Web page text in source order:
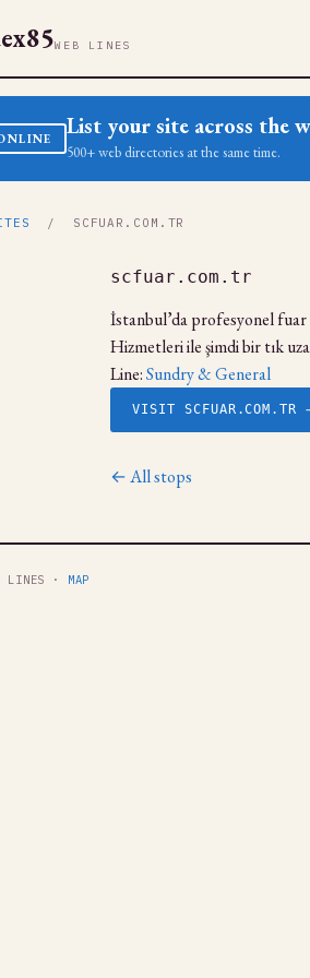
WEB LINES
List your site across the
500+ web directories at the same time.
/ SCFUAR.COM.TR
scfuar.com.tr
İstanbul’da profesyonel fuar
Hizmetleri ile şimdi bir tık
Line:Sundry & General
VISIT SCFUAR.COM.TR
← All stops
LINES · MAP